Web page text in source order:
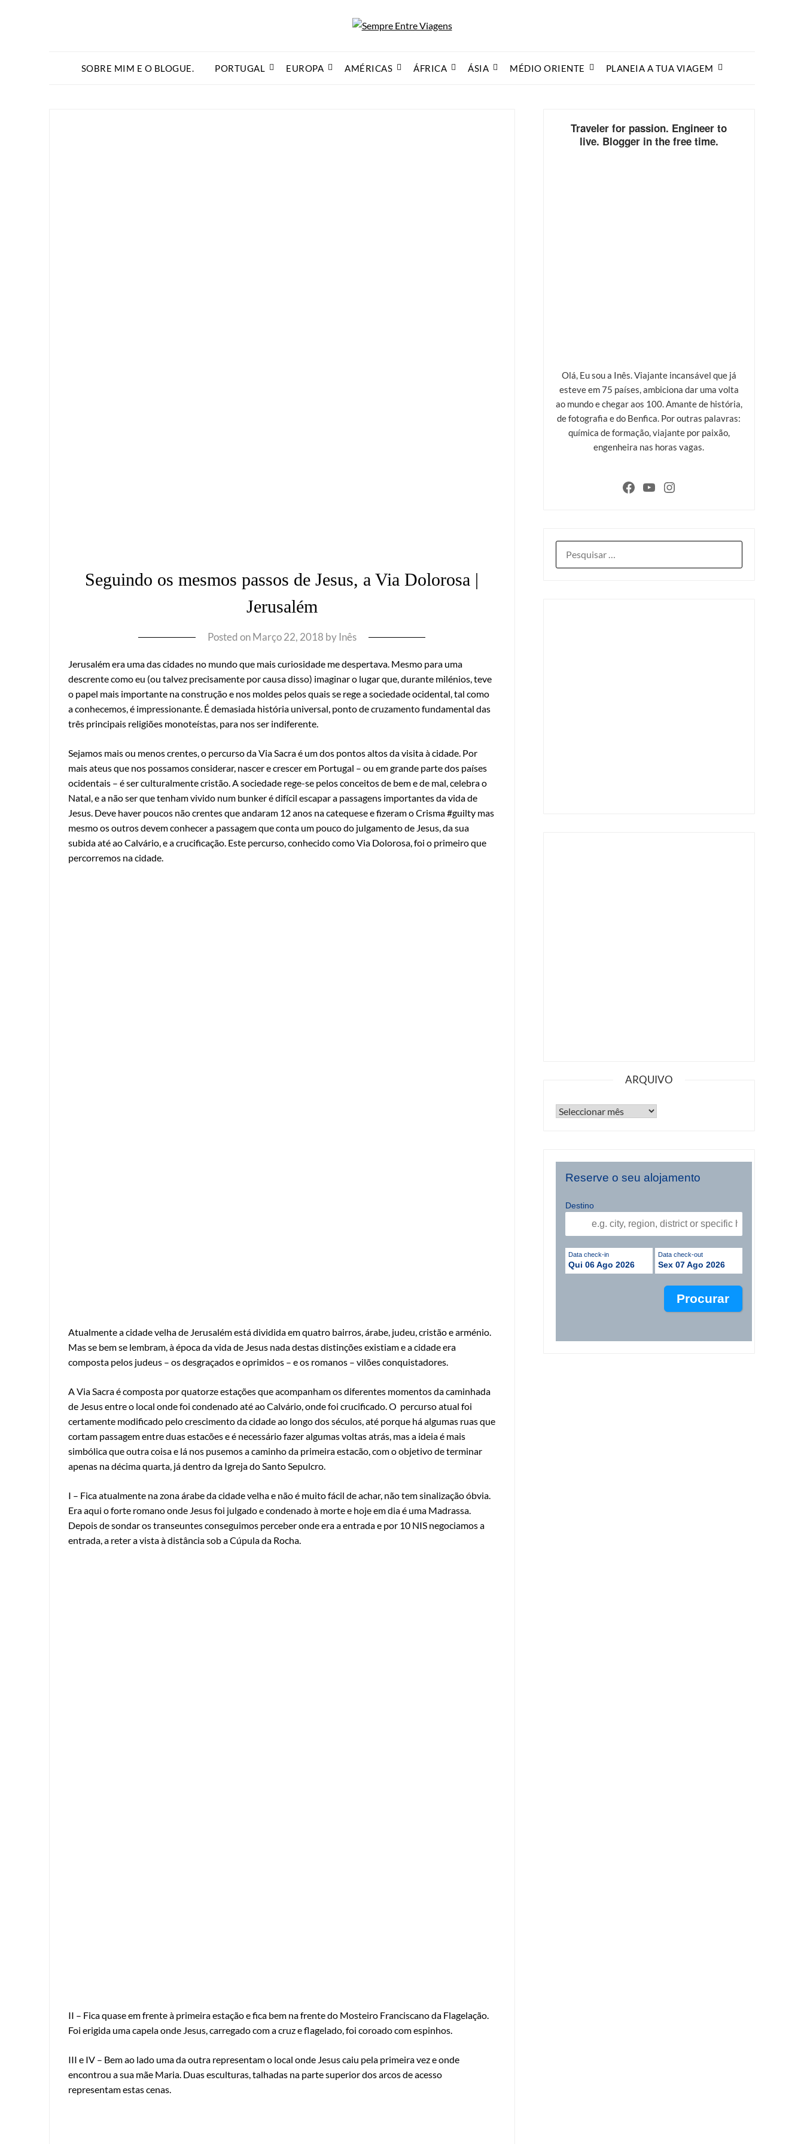
SOBRE MIM E O BLOGUE. PORTUGAL EUROPA AMÉRICAS ÁFRICA ÁSIA MÉDIO ORIENTE PLANEIA A TUA VIAGEM
Seguindo os mesmos passos de Jesus, a Via Dolorosa |
Jerusalém
Posted onMarço 22, 2018 byInês
Jerusalém era uma das cidades no mundo que mais curiosidade me despertava. Mesmo para uma
descrente como eu (ou talvez precisamente por causa disso) imaginar o lugar que, durante milénios, teve
o papel mais importante na construção e nos moldes pelos quais se rege a sociedade ocidental, tal como
a conhecemos, é impressionante. É demasiada história universal, ponto de cruzamento fundamental das
três principais religiões monoteístas, para nos ser indiferente.
Sejamos mais ou menos crentes, o percurso da Via Sacra é um dos pontos altos da visita à cidade. Por
mais ateus que nos possamos considerar, nascer e crescer em Portugal – ou em grande parte dos países
ocidentais – é ser culturalmente cristão. A sociedade rege-se pelos conceitos de bem e de mal, celebra o
Natal, e a não ser que tenham vivido num bunker é difícil escapar a passagens importantes da vida de
Jesus. Deve haver poucos não crentes que andaram 12 anos na catequese e fizeram o Crisma #guilty mas
mesmo os outros devem conhecer a passagem que conta um pouco do julgamento de Jesus, da sua
subida até ao Calvário, e a crucificação. Este percurso, conhecido como Via Dolorosa, foi o primeiro que
percorremos na cidade.
Atualmente a cidade velha de Jerusalém está dividida em quatro bairros, árabe, judeu, cristão e arménio.
Mas se bem se lembram, à época da vida de Jesus nada destas distinções existiam e a cidade era
composta pelos judeus – os desgraçados e oprimidos – e os romanos – vilões conquistadores.
A Via Sacra é composta por quatorze estações que acompanham os diferentes momentos da caminhada
de Jesus entre o local onde foi condenado até ao Calvário, onde foi crucificado. O percurso atual foi
certamente modificado pelo crescimento da cidade ao longo dos séculos, até porque há algumas ruas que
cortam passagem entre duas estacões e é necessário fazer algumas voltas atrás, mas a ideia é mais
simbólica que outra coisa e lá nos pusemos a caminho da primeira estacão, com o objetivo de terminar
apenas na décima quarta, já dentro da Igreja do Santo Sepulcro.
I – Fica atualmente na zona árabe da cidade velha e não é muito fácil de achar, não tem sinalização óbvia.
Era aqui o forte romano onde Jesus foi julgado e condenado à morte e hoje em dia é uma Madrassa.
Depois de sondar os transeuntes conseguimos perceber onde era a entrada e por 10 NIS negociamos a
entrada, a reter a vista à distância sob a Cúpula da Rocha.
II – Fica quase em frente à primeira estação e fica bem na frente do Mosteiro Franciscano da Flagelação.
Foi erigida uma capela onde Jesus, carregado com a cruz e flagelado, foi coroado com espinhos.
III e IV – Bem ao lado uma da outra representam o local onde Jesus caiu pela primeira vez e onde
encontrou a sua mãe Maria. Duas esculturas, talhadas na parte superior dos arcos de acesso
representam estas cenas.
Traveler for passion. Engineer to
live. Blogger in the free time.
Olá, Eu sou a Inês. Viajante incansável que já
esteve em 75 países, ambiciona dar uma volta
ao mundo e chegar aos 100. Amante de história,
de fotografia e do Benfica. Por outras palavras:
química de formação, viajante por paixão,
engenheira nas horas vagas.
ARQUIVO
Reserve o seu alojamento
Destino
Data check-in
Qui 06 Ago 2026
Data check-out
Sex 07 Ago 2026